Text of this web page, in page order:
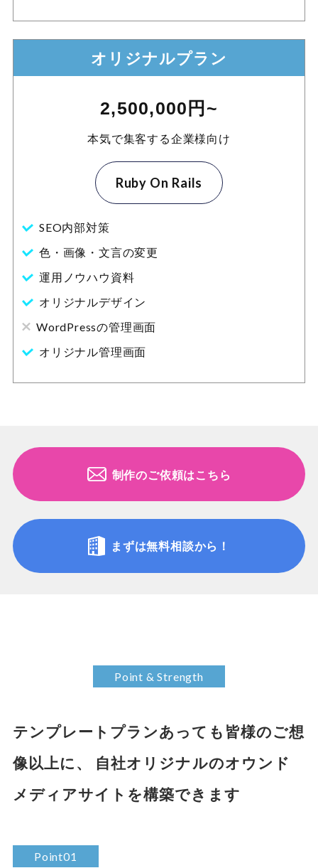
オリジナルプラン
2,500,000円~
本気で集客する企業様向け
Ruby On Rails
SEO内部対策
色・画像・文言の変更
運用ノウハウ資料
オリジナルデザイン
WordPressの管理画面
オリジナル管理画面
制作のご依頼はこちら
まずは無料相談から！
Point & Strength
テンプレートプランあっても皆様のご想
像以上に、
自社オリジナルのオウンド
メディアサイトを構築できます
Point01